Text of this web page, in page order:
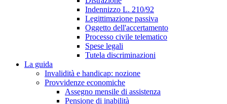
Indennizzo L. 210/92
Legittimazione passiva
Oggetto dell'accertamento
Processo civile telematico
Spese legali
Tutela discriminazioni
La guida
Invalidità e handicap: nozione
Provvidenze economiche
Assegno mensile di assistenza
Pensione di inabilità